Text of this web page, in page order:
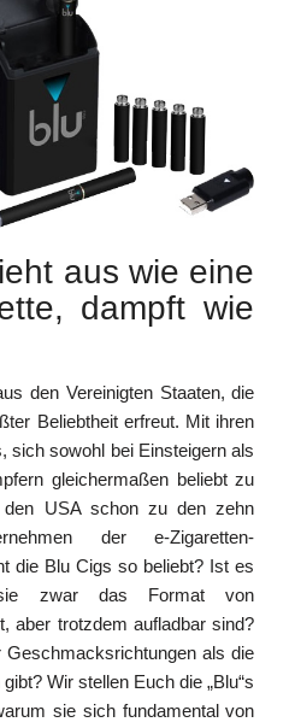
aus wie eine
dampft wie
den Vereinigten Staaten, die
Beliebtheit erfreut. Mit ihren
sich sowohl bei Einsteigern als
gleichermaßen beliebt zu
USA schon zu den zehn
der e-Zigaretten-
die Blu Cigs so beliebt? Ist es
zwar das Format von
aber trotzdem aufladbar sind?
als die
Wir stellen Euch die „Blu“s
sie sich fundamental von